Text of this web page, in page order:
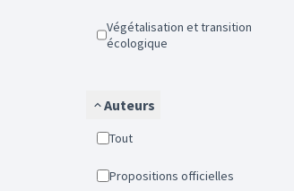
Végétalisation et transition
écologique
Auteurs
Tout
Propositions officielles